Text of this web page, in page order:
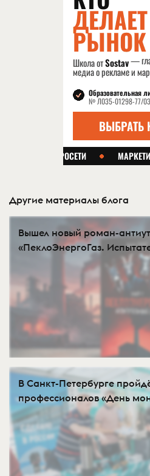
Другие материалы блога
Вышел новый роман-
«ПеклоЭнергоГаз.
В Санкт-Петербурге
профессионалов «День